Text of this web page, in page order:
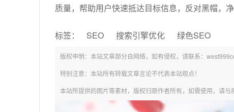
质量，帮助用户快速抵达目标信息，反对黑帽，净
标签： SEO 搜索引擎优化 绿色SEO
版权申明：本站文章部分自网络，如有侵权，请联系：
特别注意：本站所有转载文章言论不代表本站观点！
本站所提供的图片等素材，版权归原作者所有，如需使用，请与